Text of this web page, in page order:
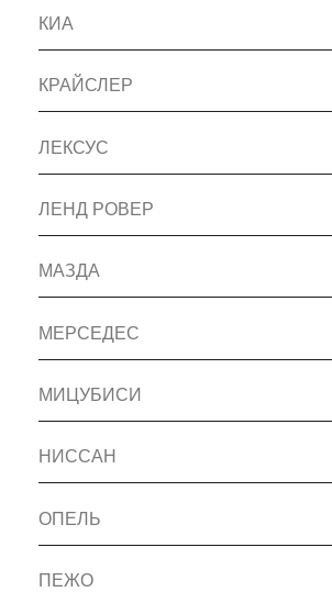
КИА
КРАЙСЛЕР
ЛЕКСУС
ЛЕНД РОВЕР
МАЗДА
МЕРСЕДЕС
МИЦУБИСИ
НИССАН
ОПЕЛЬ
ПЕЖО